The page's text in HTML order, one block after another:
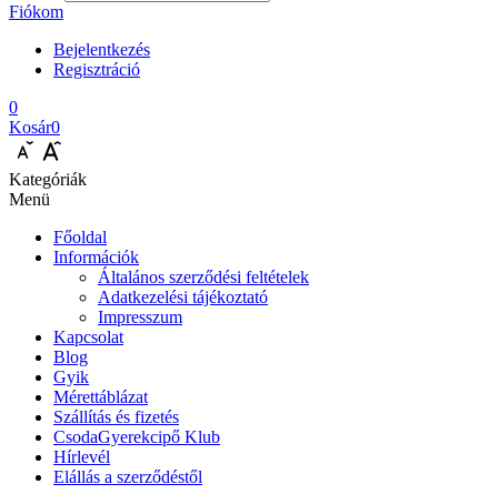
Fiókom
Bejelentkezés
Regisztráció
0
Kosár0
Kategóriák
Menü
Főoldal
Információk
Általános szerződési feltételek
Adatkezelési tájékoztató
Impresszum
Kapcsolat
Blog
Gyik
Mérettáblázat
Szállítás és fizetés
CsodaGyerekcipő Klub
Hírlevél
Elállás a szerződéstől